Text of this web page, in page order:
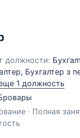
должности:
Бухгалтер з
1 должность
· Полная